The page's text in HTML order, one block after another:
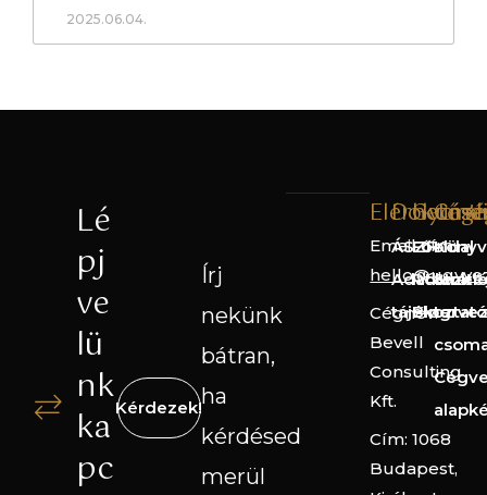
2025.06.04.
Lé
pj
ve
lü
nk
ka
pc
Kérdezek!
Írj
nekünk
bátran,
ha
kérdésed
merül
Email cím:
Cégnév:
Bevell
Consulting
Kft.
Cím: 1068
Budapest,
ÁSZF
tájékoztató
Főoldal
Rólunk
Blog
Könyv